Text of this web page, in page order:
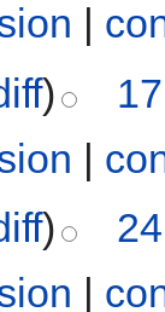
|
)
|
)
|